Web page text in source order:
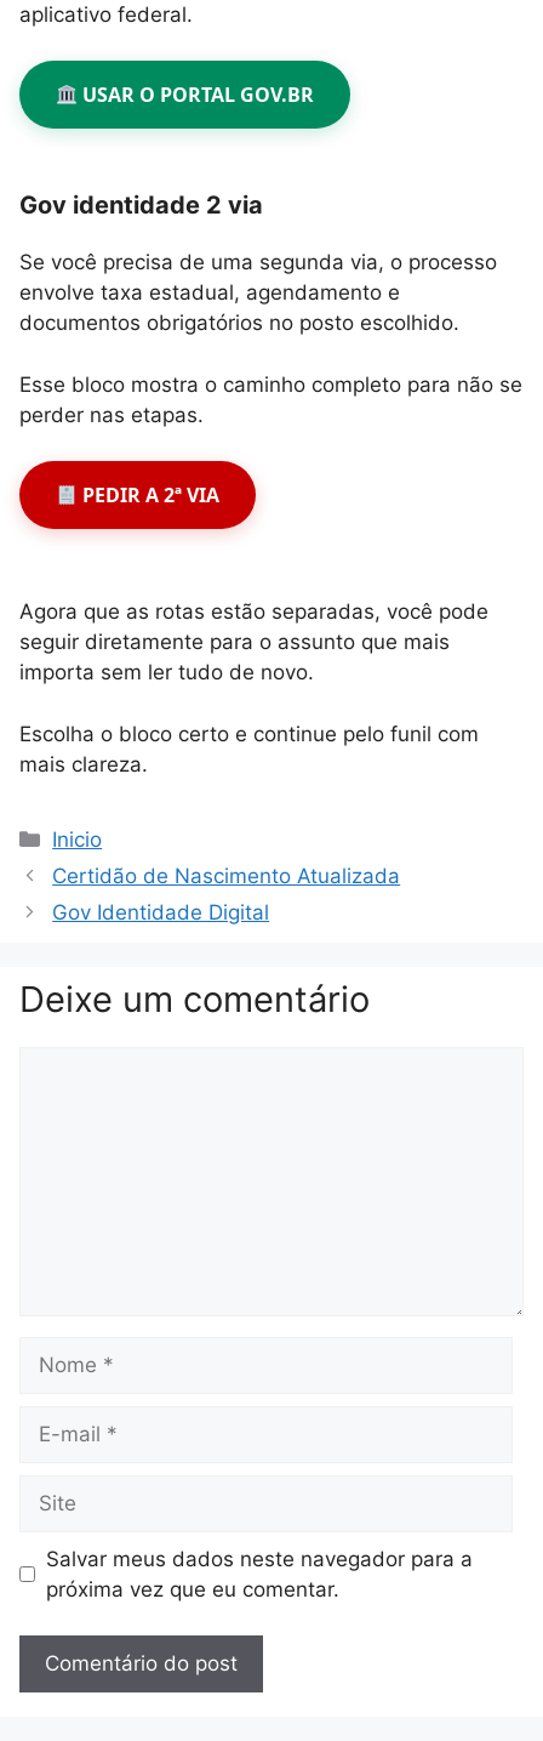
aplicativo federal.
USAR O PORTAL GOV.BR
Gov identidade 2 via
Se você precisa de uma segunda via, o processo
envolve taxa estadual, agendamento e
documentos obrigatórios no posto escolhido.
Esse bloco mostra o caminho completo para não se
perder nas etapas.
PEDIR A 2ª VIA
Agora que as rotas estão separadas, você pode
seguir diretamente para o assunto que mais
importa sem ler tudo de novo.
Escolha o bloco certo e continue pelo funil com
mais clareza.
Categorias
Inicio
Certidão de Nascimento Atualizada
Gov Identidade Digital
Deixe um comentário
mail
Salvar meus dados neste navegador para a
próxima vez que eu comentar.